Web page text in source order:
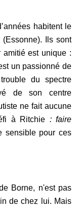
habitent le
Ils sont
amitié est unique :
un passionné de
du spectre
de son centre
ne fait aucune
à Ritchie : faire
sensible pour ces
Borne, n'est pas
de chez lui. Mais